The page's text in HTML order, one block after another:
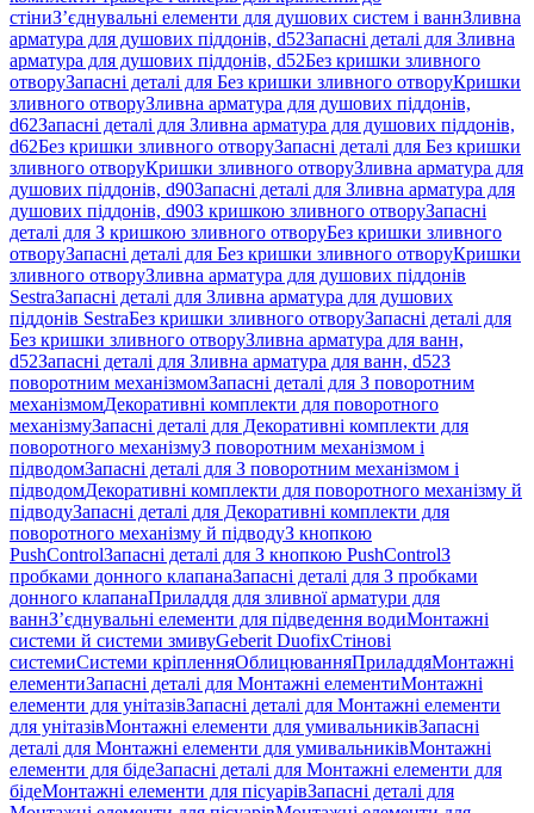
стіниЗ’єднувальні елементи для душових систем і ваннЗливна
арматура для душових піддонів, d52Запасні деталі для Зливна
арматура для душових піддонів, d52Без кришки зливного
отворуЗапасні деталі для Без кришки зливного отворуКришки
зливного отворуЗливна арматура для душових піддонів,
d62Запасні деталі для Зливна арматура для душових піддонів,
d62Без кришки зливного отворуЗапасні деталі для Без кришки
зливного отворуКришки зливного отворуЗливна арматура для
душових піддонів, d90Запасні деталі для Зливна арматура для
душових піддонів, d90З кришкою зливного отворуЗапасні
деталі для З кришкою зливного отворуБез кришки зливного
отворуЗапасні деталі для Без кришки зливного отворуКришки
зливного отворуЗливна арматура для душових піддонів
SestraЗапасні деталі для Зливна арматура для душових
піддонів SestraБез кришки зливного отворуЗапасні деталі для
Без кришки зливного отворуЗливна арматура для ванн,
d52Запасні деталі для Зливна арматура для ванн, d52З
поворотним механізмомЗапасні деталі для З поворотним
механізмомДекоративні комплекти для поворотного
механізмуЗапасні деталі для Декоративні комплекти для
поворотного механізмуЗ поворотним механізмом і
підводомЗапасні деталі для З поворотним механізмом і
підводомДекоративні комплекти для поворотного механізму й
підводуЗапасні деталі для Декоративні комплекти для
поворотного механізму й підводуЗ кнопкою
PushControlЗапасні деталі для З кнопкою PushControlЗ
пробками донного клапанаЗапасні деталі для З пробками
донного клапанаПриладдя для зливної арматури для
ваннЗ’єднувальні елементи для підведення водиМонтажні
системи й системи змивуGeberit DuofixСтінові
системиСистеми кріпленняОблицюванняПриладдяМонтажні
елементиЗапасні деталі для Монтажні елементиМонтажні
елементи для унітазівЗапасні деталі для Монтажні елементи
для унітазівМонтажні елементи для умивальниківЗапасні
деталі для Монтажні елементи для умивальниківМонтажні
елементи для бідеЗапасні деталі для Монтажні елементи для
бідеМонтажні елементи для пісуарівЗапасні деталі для